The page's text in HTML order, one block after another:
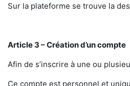
Sur la plateforme se trouve la
Article 3 – Création d’un compte
Afin de s’inscrire à une ou
Ce compte est personnel et